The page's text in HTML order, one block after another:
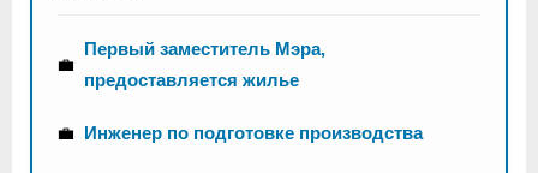
💼
Первый заместитель Мэра,
предоставляется жилье
💼 Инженер по подготовке производства